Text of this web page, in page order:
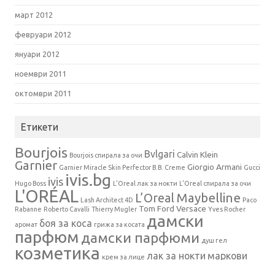
март 2012
февруари 2012
януари 2012
ноември 2011
октомври 2011
Етикети
Bourjois Bourjois спирала за очи Bvlgari Calvin Klein
Garnier Garnier Miracle Skin Perfector B.B. Creme Giorgio Armani Gucci
Hugo Boss ivis ivis.bg L'Oreal лак за нокти L'Oreal спирала за очи
L'ORÉAL Lash Architect 4D L’Oreal Maybelline Paco
Rabanne Roberto Cavalli Thierry Mugler Tom Ford Versace Yves Rocher
аромат боя за коса грижа за косата дамски
парфюм дамски парфюми душ гел
козметика крем за лице лак за нокти маркови